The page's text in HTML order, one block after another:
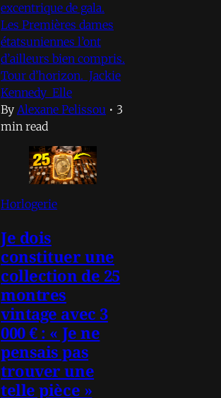
excentrique de gala.
Les Premières dames
étatsuniennes l’ont
d’ailleurs bien compris.
Tour d’horizon. Jackie
Kennedy Elle
By Alexane Pelissou • 3
min read
Horlogerie
Je dois
constituer une
collection de 25
montres
vintage avec 3
000 € : « Je ne
pensais pas
trouver une
telle pièce »